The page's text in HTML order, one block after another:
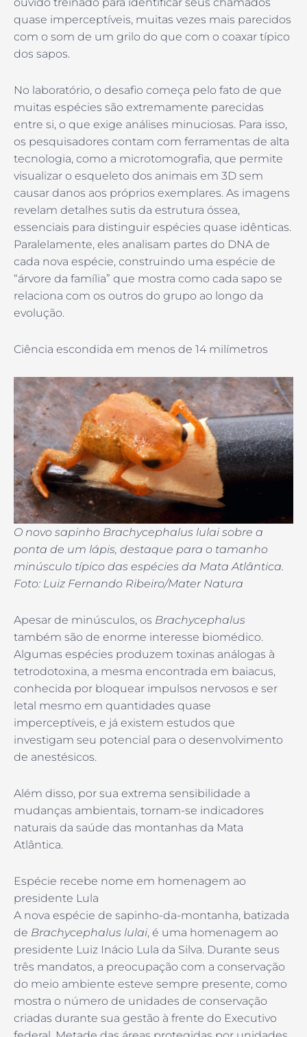
quase imperceptíveis, muitas vezes mais parecidos
com o som de um grilo do que com o coaxar típico
dos sapos.
No laboratório, o desafio começa pelo fato de que
muitas espécies são extremamente parecidas
entre si, o que exige análises minuciosas. Para isso,
os pesquisadores contam com ferramentas de alta
tecnologia, como a microtomografia, que permite
visualizar o esqueleto dos animais em 3D sem
causar danos aos próprios exemplares. As imagens
revelam detalhes sutis da estrutura óssea,
essenciais para distinguir espécies quase idênticas.
Paralelamente, eles analisam partes do DNA de
cada nova espécie, construindo uma espécie de
“árvore da família” que mostra como cada sapo se
relaciona com os outros do grupo ao longo da
evolução.
Ciência escondida em menos de 14 milímetros
O novo sapinho Brachycephalus lulai sobre a
ponta de um lápis, destaque para o tamanho
minúsculo típico das espécies da Mata Atlântica.
Foto: Luiz Fernando Ribeiro/Mater Natura
Apesar de minúsculos, os Brachycephalus
também são de enorme interesse biomédico.
Algumas espécies produzem toxinas análogas à
tetrodotoxina, a mesma encontrada em baiacus,
conhecida por bloquear impulsos nervosos e ser
letal mesmo em quantidades quase
imperceptíveis, e já existem estudos que
investigam seu potencial para o desenvolvimento
de anestésicos.
Além disso, por sua extrema sensibilidade a
mudanças ambientais, tornam-se indicadores
naturais da saúde das montanhas da Mata
Atlântica.
Espécie recebe nome em homenagem ao
presidente Lula
A nova espécie de sapinho-da-montanha, batizada
de Brachycephalus lulai, é uma homenagem ao
presidente Luiz Inácio Lula da Silva. Durante seus
três mandatos, a preocupação com a conservação
do meio ambiente esteve sempre presente, como
mostra o número de unidades de conservação
criadas durante sua gestão à frente do Executivo